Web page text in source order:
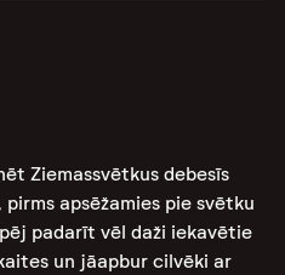
Ziemassvētkus debesīs
apsēžamies pie svētku
padarīt vēl daži iekavētie
un jāapbur cilvēki ar